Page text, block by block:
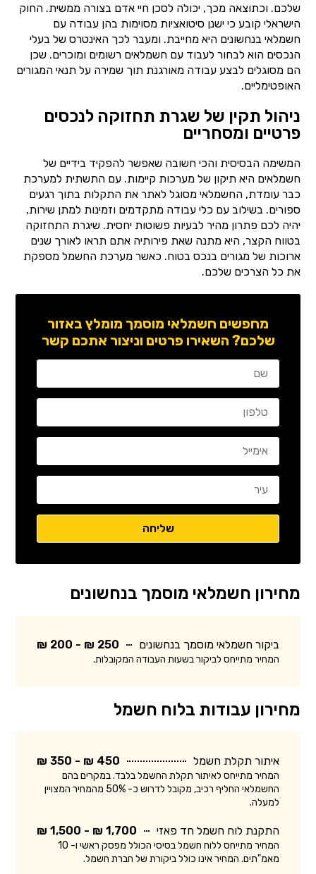
שלכם. וכתוצאה מכך, יכולה לסכן חיי אדם בצורה ממשית. החוק
הישראלי קובע כי ישנן סיטואציות מסוימות בהן עבודה עם
חשמלאי בנחשונים היא מחייבת. ומעבר לכך האינטרס של בעלי
הנכסים הוא לבחור לעבוד עם חשמלאים רשומים ומוכרים. שכן
הם מסוגלים לבצע עבודה מאורגנת תוך שמירה על תנאי המגורים
האופטימליים.
ניהול תקין של שגרת תחזוקה לנכסים
פרטיים ומסחריים
המשימה הבסיסית והכי חשובה שאפשר להפקיד בידיים של
חשמלאים היא תיקון של מערכות קיימות. עם התשתית למערכת
כבר עומדת, החשמלאי מסוגל לאתר את התקלות בתוך רגעים
ספורים. בשילוב עם כלי עבודה מתקדמים וזמינות למתן שירות,
יהיה לכם פתרון מהיר לבעיות פשוטות יחסית. שיגרת התחזוקה
בטווח הקצר, היא מתנה שאת פירותיה אתם תראו לאורך שנים
ארוכות של מגורים בנכס בטוח. כאשר מערכת החשמל מספקת
את כל הצרכים שלכם.
מחפשים חשמלאי מוסמך מומלץ באזור
שלכם? השאירו פרטים וניצור אתכם קשר
מחירון חשמלאי מוסמך בנחשונים
ביקור חשמלאי מוסמך בנחשונים 250 ₪ - 200 ₪
המחיר מתייחס לביקור בשעות העבודה המקובלות.
מחירון עבודות בלוח חשמל
איתור תקלת חשמל 450 ₪ - 350 ₪
המחיר מתייחס לאיתור תקלת החשמל בלבד. במקרים בהם
החשמלאי החליף רכיב, מקובל לדרוש כ- 50% מהמחיר המצויין
למעלה.
התקנת לוח חשמל חד פאזי 1,700 ₪ - 1,500 ₪
המחיר מתייחס ללוח חשמל בסיסי הכולל מפסק ראשי ו- 10
מאמ"תים. המחיר אינו כולל ביקורת של חברת חשמל.